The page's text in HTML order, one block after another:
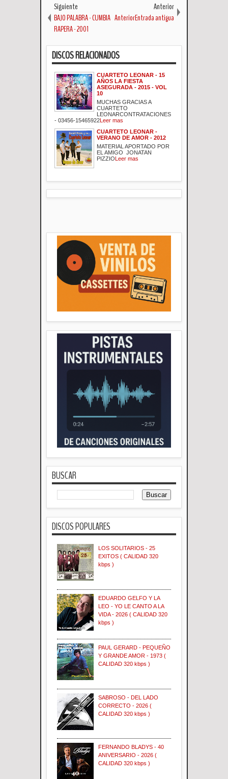
Siguiente
BAJO PALABRA - CUMBIA
RAPERA - 2001
Anterior
AnteriorEntrada antigua
DISCOS RELACIONADOS
CUARTETO LEONAR - 15
AÑOS LA FIESTA
ASEGURADA - 2015 - VOL
10
MUCHAS GRACIAS A
CUARTETO
LEONARCONTRATACIONES
- 03456-15465922Leer mas
CUARTETO LEONAR -
VERANO DE AMOR - 2012
MATERIAL APORTADO POR
EL AMIGO JONATAN
PIZZIOLeer mas
BUSCAR
DISCOS POPULARES
LOS SOLITARIOS - 25
EXITOS ( CALIDAD 320
kbps )
EDUARDO GELFO Y LA
LEO - YO LE CANTO A LA
VIDA - 2026 ( CALIDAD 320
kbps )
PAUL GERARD - PEQUEÑO
Y GRANDE AMOR - 1973 (
CALIDAD 320 kbps )
SABROSO - DEL LADO
CORRECTO - 2026 (
CALIDAD 320 kbps )
FERNANDO BLADYS - 40
ANIVERSARIO - 2026 (
CALIDAD 320 kbps )